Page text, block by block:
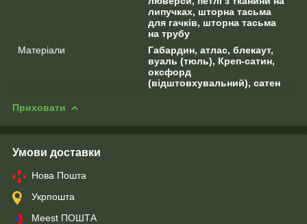
липучках, шторна тасьма
для гачків, шторна тасьма
на трубу
Матеріали
Габардин, атлас, блекаут,
вуаль (тюль), Креп-сатин,
оксфорд
(відштовхувальний), сатен
Приховати
Умови доставки
Нова Пошта
Укрпошта
Meest ПОШТА